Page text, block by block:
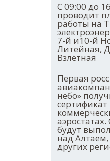
С 09:00 до
проводит
работы на
7-й и10-й
Литейная,
Взлётная
Первая
небо»
сертификат
будут
над
других